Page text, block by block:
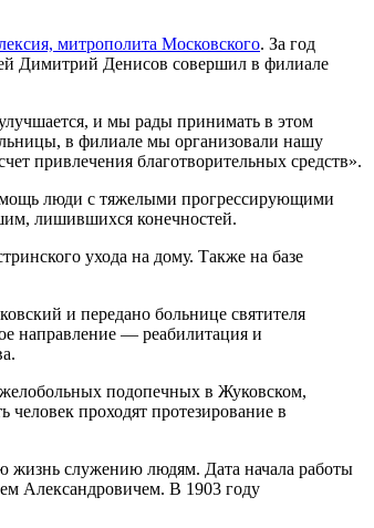
митрополита Московского. За год
Димитрий Денисов совершил в филиале
и мы рады принимать в этом
в филиале мы организовали нашу
привлечения благотворительных средств».
люди с тяжелыми прогрессирующими
лишившихся конечностей.
ухода на дому. Также на базе
и передано больнице святителя
направление — реабилитация и
подопечных в Жуковском,
проходят протезирование в
жизнь служению людям. Дата начала работы
Александровичем. В 1903 году